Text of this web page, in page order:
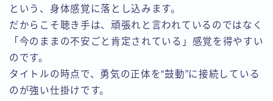
という、身体感覚に落とし込みます。
だからこそ聴き手は、頑張れと言われているのではなく
「今のままの不安ごと肯定されている」感覚を得やすい
のです。
タイトルの時点で、勇気の正体を“鼓動”に接続している
のが強い仕掛けです。